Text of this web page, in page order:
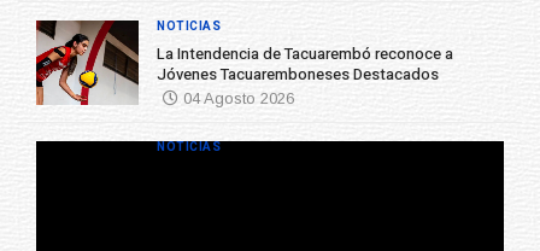
La Intendencia de Tacuarembó reconoce a
Jóvenes Tacuaremboneses Destacados
04 Agosto 2026
NOTICIAS
NOTICIAS